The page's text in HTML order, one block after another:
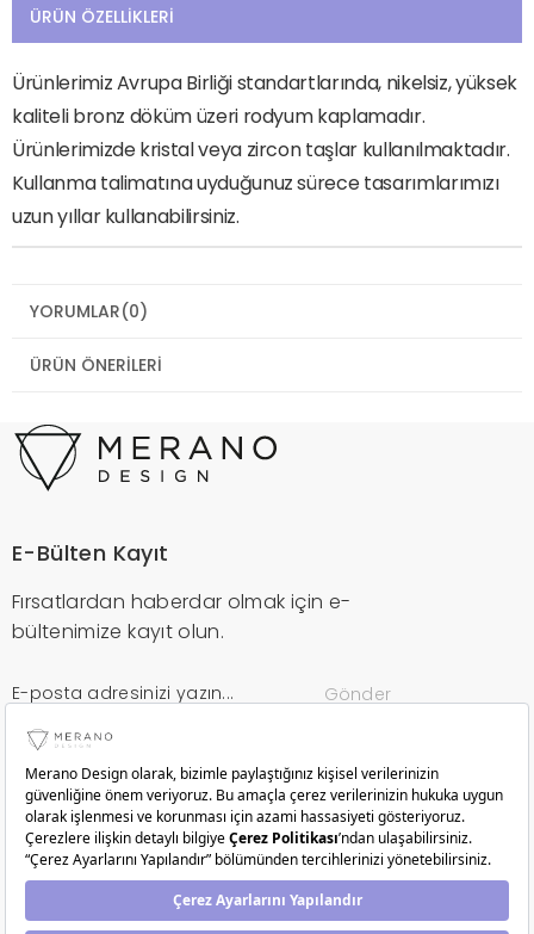
ÜRÜN ÖZELLIKLERI
Ürünlerimiz Avrupa Birliği standartlarında, nikelsiz, yüksek
kaliteli bronz döküm üzeri rodyum kaplamadır.
Ürünlerimizde kristal veya zircon taşlar kullanılmaktadır.
Kullanma talimatına uyduğunuz sürece tasarımlarımızı
uzun yıllar kullanabilirsiniz.
YORUMLAR(0)
ÜRÜN ÖNERILERI
E-Bülten Kayıt
Fırsatlardan haberdar olmak için e-
bültenimize kayıt olun.
Gönder
Kurumsal
Müşteri Hizmetleri